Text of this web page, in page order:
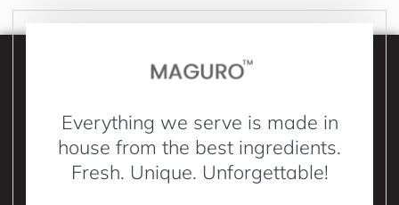
Everything we serve is made in
house from the best ingredients.
Fresh. Unique. Unforgettable!